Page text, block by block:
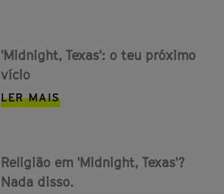
'Midnight, Texas': o teu próximo
vício
LER MAIS
Religião em 'Midnight, Texas'?
Nada disso.